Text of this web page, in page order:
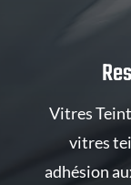
Vitres
vitres
adhésion